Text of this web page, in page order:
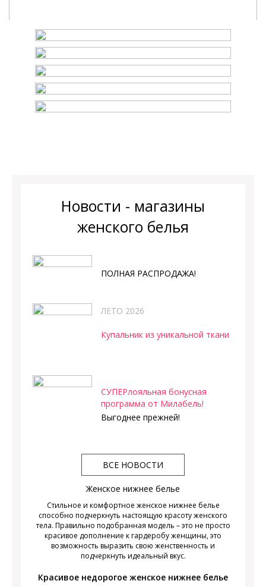
Новости - магазины
женского белья
ПОЛНАЯ РАСПРОДАЖА!
ЛЕТО 2026
Купальник из уникальной ткани
СУПЕРлояльная бонусная
программа от Милабель!
Выгоднее прежней!
ВСЕ НОВОСТИ
Женское нижнее белье
Стильное и комфортное женское нижнее белье
способно подчеркнуть настоящую красоту женского
тела. Правильно подобранная модель – это не просто
красивое дополнение к гардеробу женщины, это
возможность выразить свою женственность и
подчеркнуть идеальный вкус.
Красивое недорогое женское нижнее белье